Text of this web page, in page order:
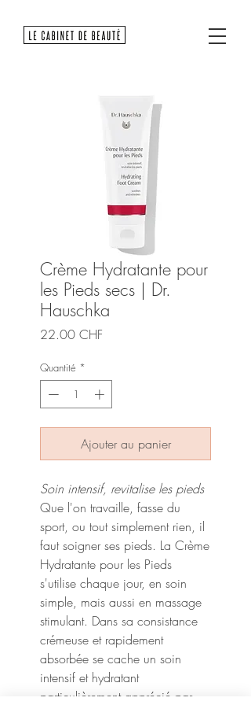
Crème Hydratante pour
les Pieds secs | Dr.
Hauschka
22.00 CHF
Quantité *
Ajouter au panier
Soin intensif, revitalise les pieds
Que l'on travaille, fasse du
sport, ou tout simplement rien, il
faut soigner ses pieds. La Crème
Hydratante pour les Pieds
s'utilise chaque jour, en soin
simple, mais aussi en massage
stimulant. Dans sa consistance
crémeuse et rapidement
absorbée se cache un soin
intensif et hydratant
particulièrement apprécié par